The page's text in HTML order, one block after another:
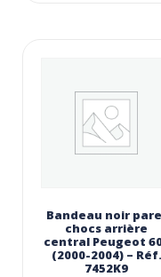
Bandeau noir
chocs arrière
central Peugeot
(2000-2004) – Réf.
7452K9